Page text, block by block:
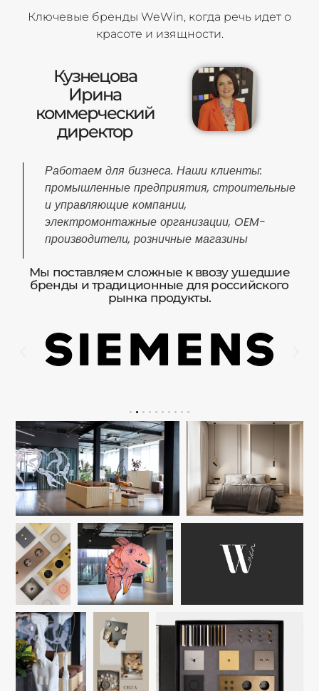
Ключевые бренды WeWin, когда речь идет о
красоте и изящности.
Кузнецова
Ирина
коммерческий
директор
Работаем для бизнеса. Наши клиенты:
промышленные предприятия, строительные
и управляющие компании,
электромонтажные организации, OEM-
производители, розничные магазины
Мы поставляем сложные к ввозу ушедшие
бренды и традиционные для российского
рынка продукты.